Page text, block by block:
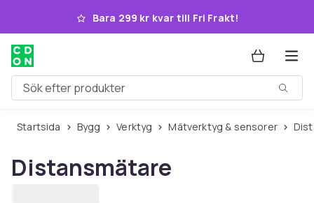
Hoppa till huvudinnehållet
Bara 299 kr kvar till Fri Frakt!
Sök efter produkter
Startsida Bygg Verktyg Mätverktyg & sensorer
Distansmätare